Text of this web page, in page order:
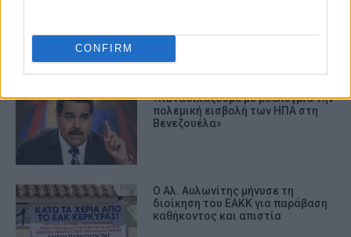
CONFIRM
«Καταδικάζουμε με βδελυγμία την
πολεμική εισβολή των ΗΠΑ στη
Βενεζουέλα»
Ο Αλ. Αυλωνίτης μήνυσε τη
διοίκηση του ΕΑΚΚ για παράβαση
καθήκοντος και απιστία